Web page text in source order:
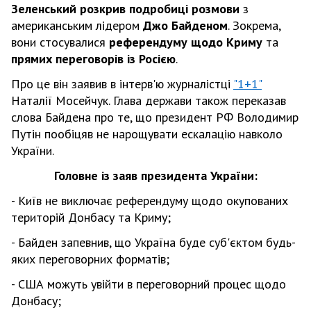
Зеленський розкрив подробиці розмови з
американським лідером Джо Байденом. Зокрема,
вони стосувалися референдуму щодо Криму та
прямих переговорів із Росією.
Про це він заявив в інтерв'ю журналістці "1+1"
Наталії Мосейчук. Глава держави також переказав
слова Байдена про те, що президент РФ Володимир
Путін пообіцяв не нарощувати ескалацію навколо
України.
Головне із заяв президента України:
- Київ не виключає референдуму щодо окупованих
територій Донбасу та Криму;
- Байден запевнив, що Україна буде суб'єктом будь-
яких переговорних форматів;
- США можуть увійти в переговорний процес щодо
Донбасу;